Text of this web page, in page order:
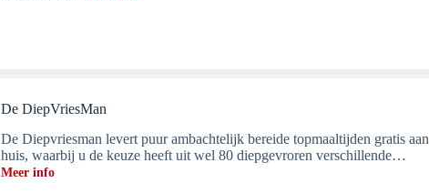
De DiepVriesMan
De Diepvriesman levert puur ambachtelijk bereide topmaaltijden gratis aan
huis, waarbij u de keuze heeft uit wel 80 diepgevroren verschillende…
Meer info